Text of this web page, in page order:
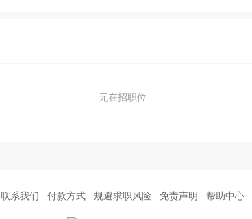
无在招职位
联系我们 付款方式 规避求职风险 免责声明 帮助中心